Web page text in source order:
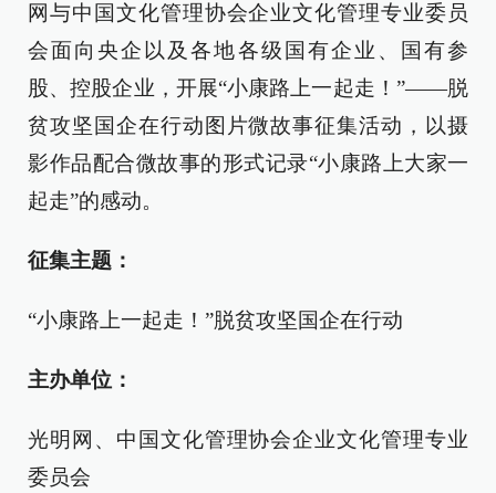
网与中国文化管理协会企业文化管理专业委员
会面向央企以及各地各级国有企业、国有参
股、控股企业，开展“小康路上一起走！”——脱
贫攻坚国企在行动图片微故事征集活动，以摄
影作品配合微故事的形式记录“小康路上大家一
起走”的感动。
征集主题：
“小康路上一起走！”脱贫攻坚国企在行动
主办单位：
光明网、中国文化管理协会企业文化管理专业
委员会